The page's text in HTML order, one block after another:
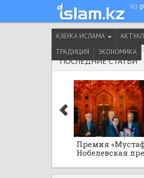
қаз
АЗБУКА ИСЛАМА
ТРАДИЦИЯ
ЭКОНОМИКА
ПОСЛЕДНИЕ СТАТЬИ
Премия
Нобелевская